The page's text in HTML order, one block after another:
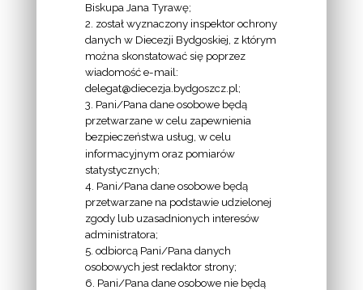
Z
EKAI.PL:
INFORMACJE
EPISKOPATU
POLSKI:
Biskupa Jana Tyrawę;
2. został wyznaczony inspektor ochrony
danych w Diecezji Bydgoskiej, z którym
można skonstatować się poprzez
wiadomość e-mail:
delegat@diecezja.bydgoszcz.pl;
3. Pani/Pana dane osobowe będą
przetwarzane w celu zapewnienia
bezpieczeństwa usług, w celu
informacyjnym oraz pomiarów
statystycznych;
4. Pani/Pana dane osobowe będą
przetwarzane na podstawie udzielonej
zgody lub uzasadnionych interesów
administratora;
5. odbiorcą Pani/Pana danych
osobowych jest redaktor strony;
6. Pani/Pana dane osobowe nie będą